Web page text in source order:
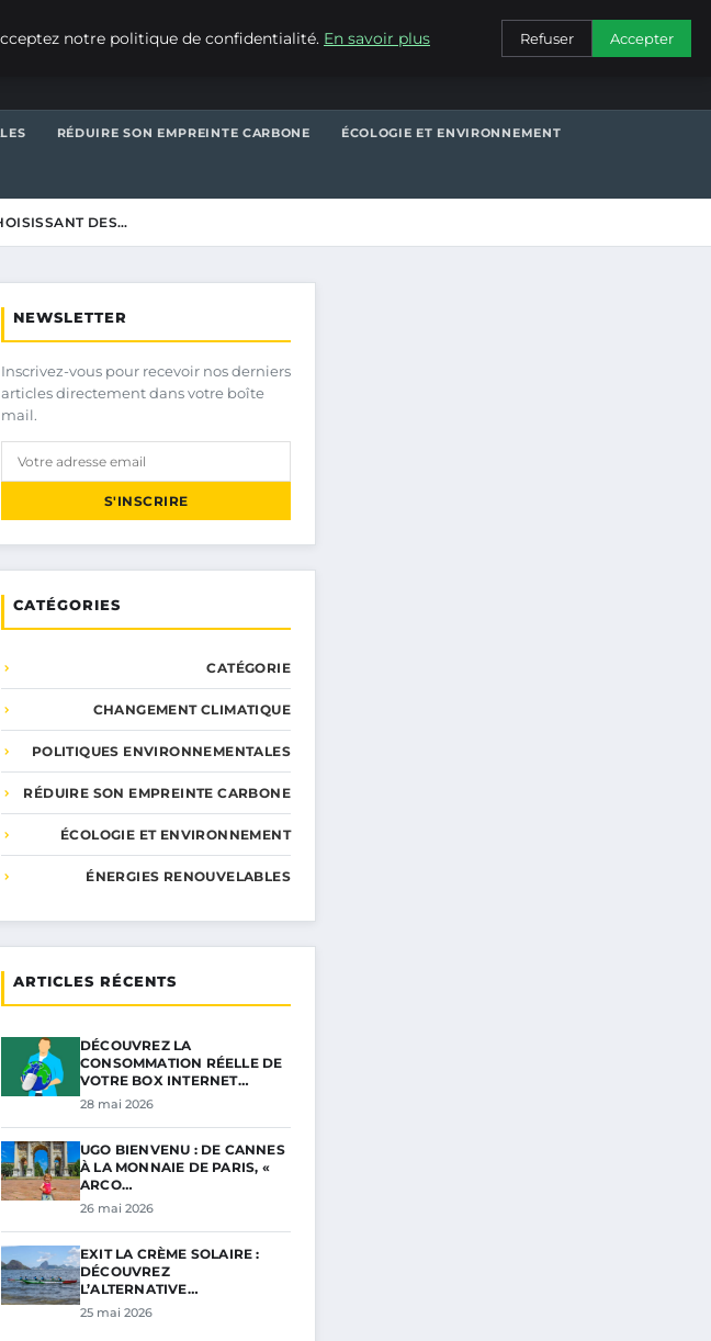
CONTACT
RÉDUIRE SON EMPREINTE CARBONE ÉCOLOGIE ET ENVIRONNEMENT
DES…
NEWSLETTER
Inscrivez-vous pour recevoir nos derniers
articles directement dans votre boîte
mail.
S'INSCRIRE
CATÉGORIES
CATÉGORIE
CHANGEMENT CLIMATIQUE
POLITIQUES ENVIRONNEMENTALES
RÉDUIRE SON EMPREINTE CARBONE
ÉCOLOGIE ET ENVIRONNEMENT
ÉNERGIES RENOUVELABLES
ARTICLES RÉCENTS
DÉCOUVREZ LA
CONSOMMATION RÉELLE DE
VOTRE BOX INTERNET…
28 mai 2026
UGO BIENVENU : DE CANNES
À LA MONNAIE DE PARIS, «
ARCO…
26 mai 2026
EXIT LA CRÈME SOLAIRE :
DÉCOUVREZ
L’ALTERNATIVE…
25 mai 2026
notre politique de confidentialité. En savoir plus Refuser Accepter